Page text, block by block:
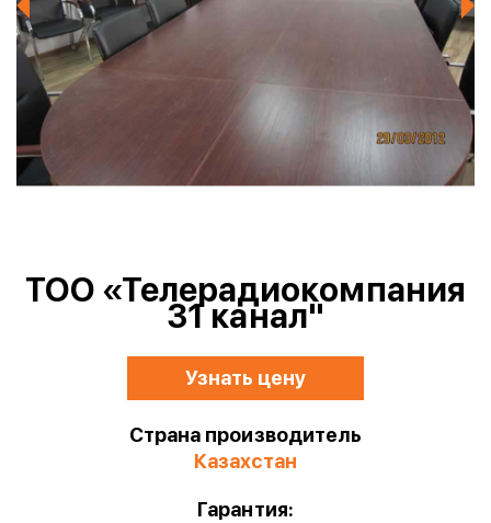
ТОО «Телерадиокомпания
31 канал"
Узнать цену
Страна производитель
Казахстан
Гарантия: